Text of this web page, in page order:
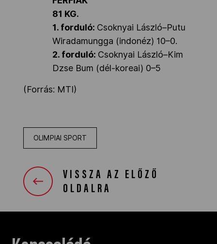
81 KG.
1. forduló: Csoknyai László–Putu
Wiradamungga (indonéz) 10–0.
2. forduló: Csoknyai László–Kim
Dzse Bum (dél-koreai) 0–5
(Forrás: MTI)
OLIMPIAI SPORT
VISSZA AZ ELŐZŐ
OLDALRA